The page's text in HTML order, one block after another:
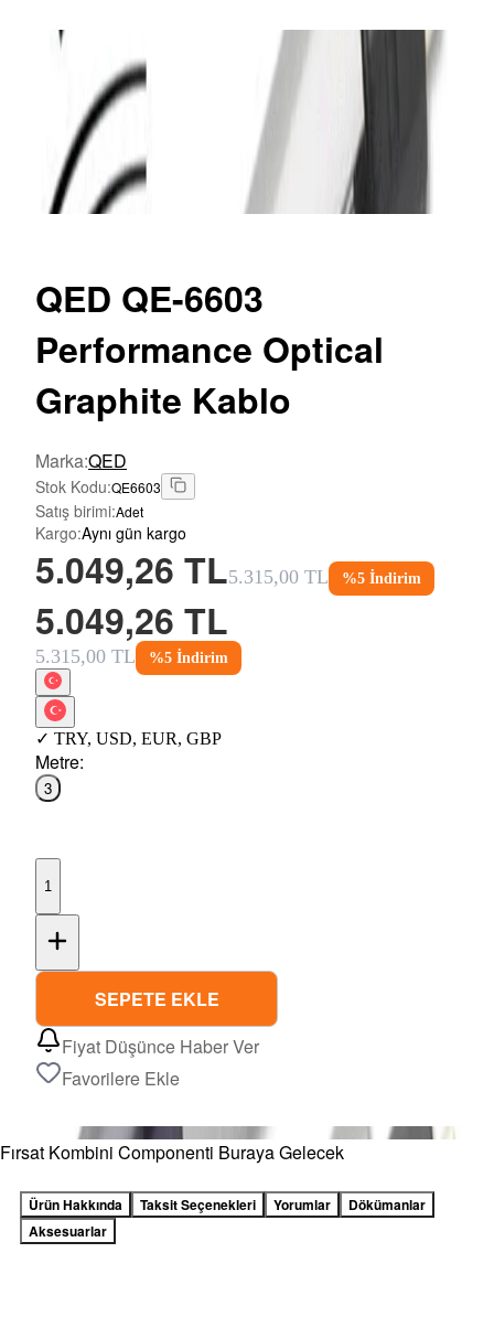
QED QE-6603
Performance Optical
Graphite Kablo
Marka:QED
Stok Kodu:QE6603
Satış birimi:Adet
Kargo:Aynı gün kargo
5.049,26 TL5.315,00 TL %5 İndirim
5.049,26 TL
5.315,00 TL %5 İndirim
✓ TRY, USD, EUR, GBP
Metre:
3
1
SEPETE EKLE
Fiyat Düşünce Haber Ver
Favorilere Ekle
Fırsat Kombini Componenti Buraya Gelecek
Ürün Hakkında Taksit Seçenekleri Yorumlar
Dökümanlar
Aksesuarlar